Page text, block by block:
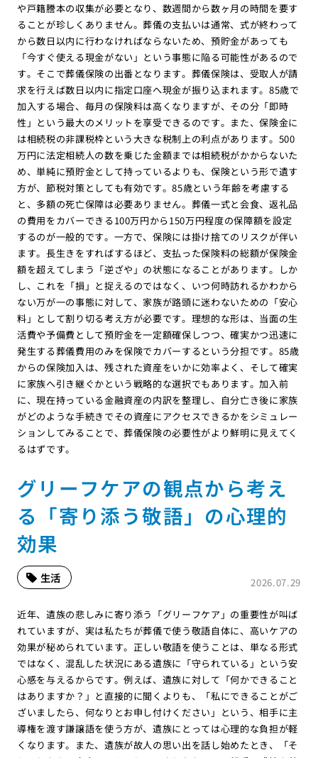
や戸籍謄本の収集が必要となり、数週間から数ヶ月の時間を要す
ることが珍しくありません。葬儀の支払いは通常、式が終わって
から数日以内に行わなければならないため、預貯金があっても
「今すぐ使える現金がない」という事態に陥る可能性があるので
す。そこで葬儀保険の出番となります。葬儀保険は、受取人が請
求を行えば数日以内に指定口座へ現金が振り込まれます。85歳で
加入する場合、毎月の保険料は高くなりますが、その分「即時
性」という最大のメリットを享受できるのです。また、保険金に
は相続税の非課税枠という大きな税制上の利点があります。500
万円に法定相続人の数を乗じた金額までは相続税がかからないた
め、単純に預貯金として持っているよりも、保険という形で遺す
方が、節税対策としても有効です。85歳という年齢を考慮する
と、多額の死亡保障は必要ありません。葬儀一式と会食、返礼品
の費用をカバーできる100万円から150万円程度の保障額を設定
するのが一般的です。一方で、保険には掛け捨てのリスクが伴い
ます。長生きをすればするほど、支払った保険料の総額が保険金
額を超えてしまう「逆ざや」の状態になることがあります。しか
し、これを「損」と捉えるのではなく、いつ何時訪れるかわから
ない万が一の事態に対して、家族が路頭に迷わないための「安心
料」として割り切る考え方が必要です。理想的な形は、当面の生
活費や予備費として預貯金を一定額確保しつつ、確実かつ迅速に
発生する葬儀費用のみを保険でカバーするという分担です。85歳
からの保険加入は、残された資産をいかに効率よく、そして確実
に家族へ引き継ぐかという戦略的な選択でもあります。加入前
に、現在持っている金融資産の内訳を整理し、自分亡き後に家族
がどのような手続きでその資産にアクセスできるかをシミュレー
ションしてみることで、葬儀保険の必要性がより鮮明に見えてく
るはずです。
グリーフケアの観点から考え
る「寄り添う敬語」の心理的
効果
2026.07.29
生活
近年、遺族の悲しみに寄り添う「グリーフケア」の重要性が叫ば
れていますが、実は私たちが葬儀で使う敬語自体に、高いケアの
効果が秘められています。正しい敬語を使うことは、単なる形式
ではなく、混乱した状況にある遺族に「守られている」という安
心感を与えるからです。例えば、遺族に対して「何かできること
はありますか？」と直接的に聞くよりも、「私にできることがご
ざいましたら、何なりとお申し付けください」という、相手に主
導権を渡す謙譲語を使う方が、遺族にとっては心理的な負担が軽
くなります。また、遺族が故人の思い出を話し始めたとき、「そ